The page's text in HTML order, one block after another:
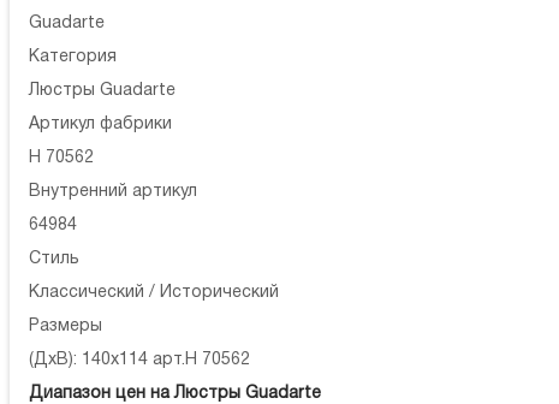
Guadarte
Категория
Люстры Guadarte
Артикул фабрики
H 70562
Внутренний артикул
64984
Стиль
Классический / Исторический
Размеры
(ДхВ): 140x114 арт.H 70562
Диапазон цен на Люстры Guadarte